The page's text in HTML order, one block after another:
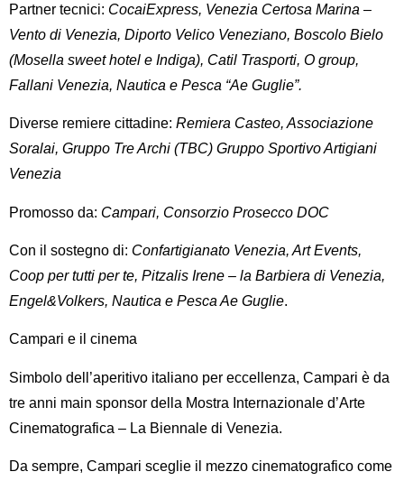
Partner tecnici: CocaiExpress, Venezia Certosa Marina –
Vento di Venezia, Diporto Velico Veneziano, Boscolo Bielo
(Mosella sweet hotel e Indiga), Catil Trasporti, O group,
Fallani Venezia, Nautica e Pesca “Ae Guglie”.
Diverse remiere cittadine: Remiera Casteo, Associazione
Soralai, Gruppo Tre Archi (TBC) Gruppo Sportivo Artigiani
Venezia
Promosso da: Campari, Consorzio Prosecco DOC
Con il sostegno di: Confartigianato Venezia, Art Events,
Coop per tutti per te, Pitzalis Irene – la Barbiera di Venezia,
Engel&Volkers, Nautica e Pesca Ae Guglie.
Campari e il cinema
Simbolo dell’aperitivo italiano per eccellenza, Campari è da
tre anni main sponsor della Mostra Internazionale d’Arte
Cinematografica – La Biennale di Venezia.
Da sempre, Campari sceglie il mezzo cinematografico come